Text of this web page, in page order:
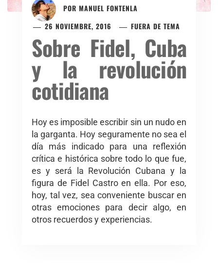
POR MANUEL FONTENLA
26 NOVIEMBRE, 2016
FUERA DE TEMA
Sobre Fidel, Cuba
y la revolución
cotidiana
Hoy es imposible escribir sin un nudo en
la garganta. Hoy seguramente no sea el
día más indicado para una reflexión
crítica e histórica sobre todo lo que fue,
es y será la Revolución Cubana y la
figura de Fidel Castro en ella. Por eso,
hoy, tal vez, sea conveniente buscar en
otras emociones para decir algo, en
otros recuerdos y experiencias.